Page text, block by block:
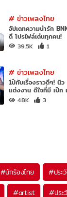
#ข่าวเพลงไทย
อัปเดทความน่ารัก
ดี โปรไฟล์เด่นทุกคน!
39.5K 1
#ข่าวเพลงไทย
1ปีกับเรื่องราวดีๆ! นิ
แต่งงาน ดีใจที่มี เป๊ก
4.8K 3
#นักร้องไทย #ประ
#artist #ปร